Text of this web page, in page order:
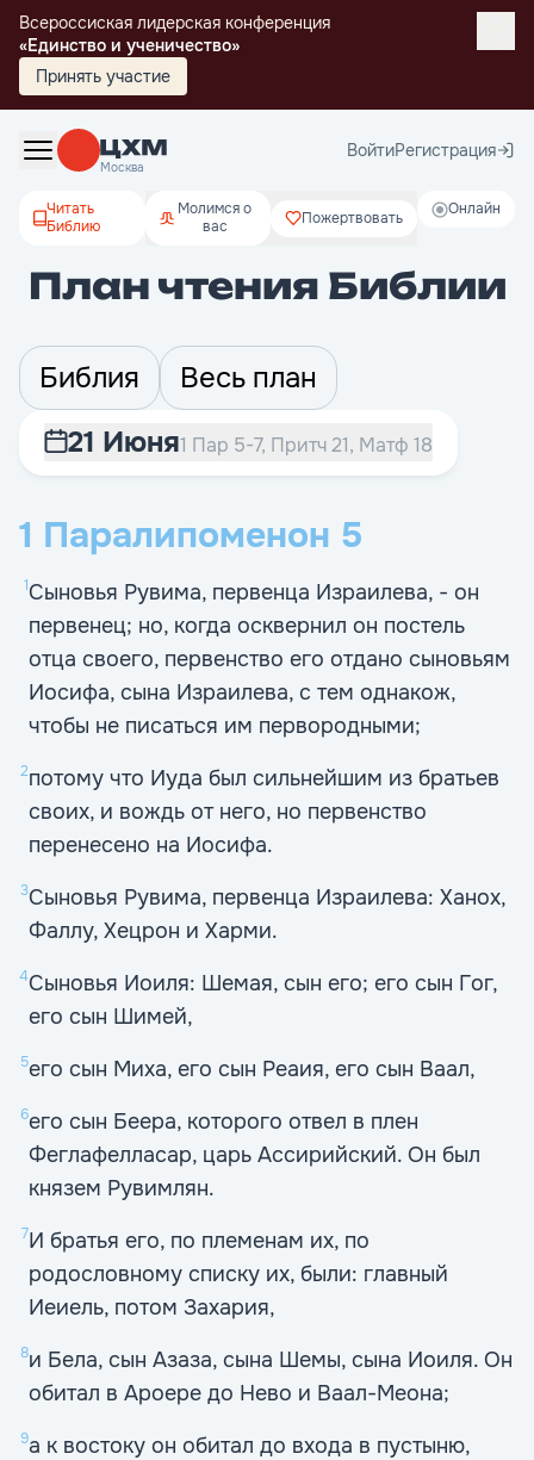
Всероссиская лидерская конференция
«Единство и ученичество»
Принять участие
Москва
ВойтиРегистрация
Онлайн
Читать
Библию
Молимся о
вас
Пожертвовать
План чтения Библии
Библия
Весь план
21 Июня1 Пар 5-7, Притч 21, Матф 18
1 Паралипоменон 5
1Сыновья Рувима, первенца Израилева, - он
первенец; но, когда осквернил он постель
отца своего, первенство его отдано сыновьям
Иосифа, сына Израилева, с тем однакож,
чтобы не писаться им первородными;
2потому что Иуда был сильнейшим из братьев
своих, и вождь от него, но первенство
перенесено на Иосифа.
3Сыновья Рувима, первенца Израилева: Ханох,
Фаллу, Хецрон и Харми.
4Сыновья Иоиля: Шемая, сын его; его сын Гог,
его сын Шимей,
5его сын Миха, его сын Реаия, его сын Ваал,
6его сын Беера, которого отвел в плен
Феглафелласар, царь Ассирийский. Он был
князем Рувимлян.
7И братья его, по племенам их, по
родословному списку их, были: главный
Иеиель, потом Захария,
8и Бела, сын Азаза, сына Шемы, сына Иоиля. Он
обитал в Ароере до Нево и Ваал-Меона;
9а к востоку он обитал до входа в пустыню,